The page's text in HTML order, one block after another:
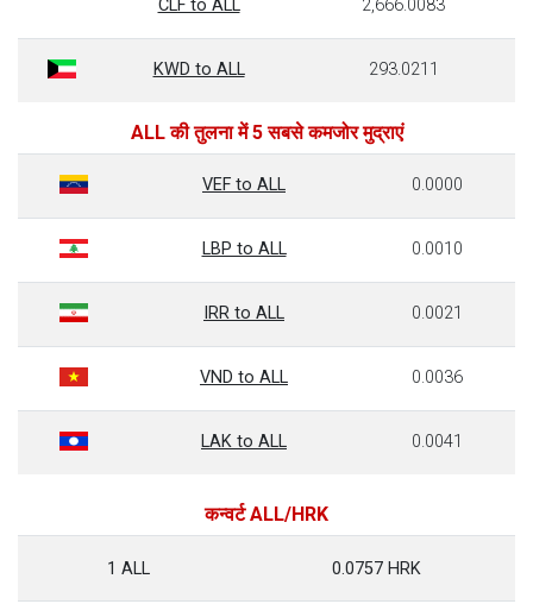
CLF to ALL 2,666.0083
KWD to ALL 293.0211
ALL की तुलना में 5 सबसे कमजोर मुद्राएं
VEF to ALL 0.0000
LBP to ALL 0.0010
IRR to ALL 0.0021
VND to ALL 0.0036
LAK to ALL 0.0041
कन्वर्ट ALL/HRK
1 ALL 0.0757 HRK